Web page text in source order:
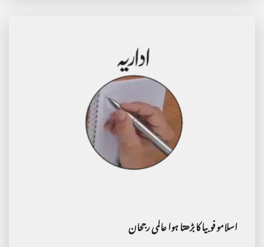
اسلامو فوبیا کا بڑھتا ہوا عالمی رجحان